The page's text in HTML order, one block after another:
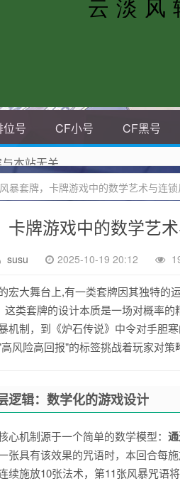
号 CF小号 CF黑号
本站无关
风暴套牌，卡牌游戏中的数学艺术与连锁
卡牌游戏中的数学艺
susu 2025-10-19 20:12
宏大舞台上,有一类套牌因其独特
这类套牌的设计本质是一场对概率
机制，到《炉石传说》中令对手胆
风险高回报"的标签挑战着玩家对策
逻辑：数学化的游戏设计
心机制源于一个简单的数学模型：
张具有该效果的咒语时，本回合每
续施放10张法术，第11张风暴咒语